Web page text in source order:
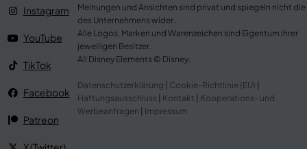
Instagram
YouTube
TikTok
Facebook
Patreon
Meinungen und Ansichten sind privat und spiegeln nicht die
des Unternehmens wider.
Alle Logos, Marken und Warenzeichen sind Eigentum ihrer
jeweiligen Besitzer.
All Disney Elements © Disney.
Datenschutzerklärung | Cookie-Richtlinie (EU) |
Haftungsausschluss | Kontakt | Kooperations- und
Werbeanfragen | Impressum